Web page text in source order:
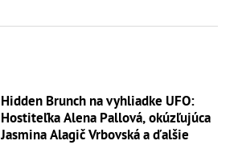
Hidden Brunch na vyhliadke UFO:
Hostiteľka Alena Pallová, okúzľujúca
Jasmina Alagič Vrbovská a ďalšie